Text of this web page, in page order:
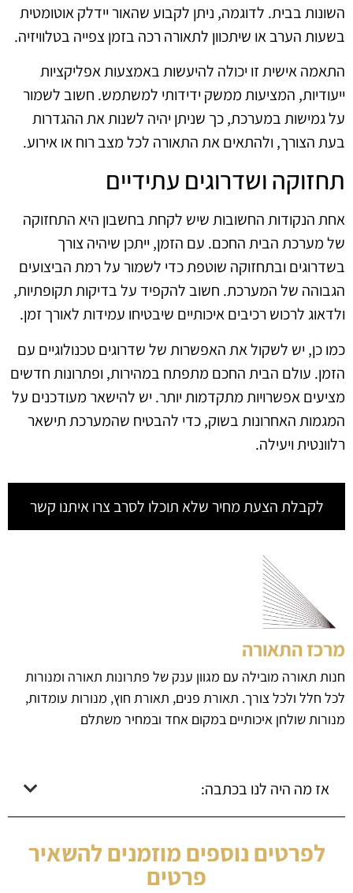
השונות בבית. לדוגמה, ניתן לקבוע שהאור יידלק אוטומטית
בשעות הערב או שיתכוון לתאורה רכה בזמן צפייה בטלוויזיה.
התאמה אישית זו יכולה להיעשות באמצעות אפליקציות
ייעודיות, המציעות ממשק ידידותי למשתמש. חשוב לשמור
על גמישות במערכת, כך שניתן יהיה לשנות את ההגדרות
בעת הצורך, ולהתאים את התאורה לכל מצב רוח או אירוע.
תחזוקה ושדרוגים עתידיים
אחת הנקודות החשובות שיש לקחת בחשבון היא התחזוקה
של מערכת הבית החכם. עם הזמן, ייתכן שיהיה צורך
בשדרוגים ובתחזוקה שוטפת כדי לשמור על רמת הביצועים
הגבוהה של המערכת. חשוב להקפיד על בדיקות תקופתיות,
ולדאוג לרכוש רכיבים איכותיים שיבטיחו עמידות לאורך זמן.
כמו כן, יש לשקול את האפשרות של שדרוגים טכנולוגיים עם
הזמן. עולם הבית החכם מתפתח במהירות, ופתרונות חדשים
מציעים אפשרויות מתקדמות יותר. יש להישאר מעודכנים על
המגמות האחרונות בשוק, כדי להבטיח שהמערכת תישאר
רלוונטית ויעילה.
לקבלת הצעת מחיר שלא תוכלו לסרב צרו איתנו קשר
מרכז התאורה
חנות תאורה מובילה עם מגוון ענק של פתרונות תאורה ומנורות
לכל חלל ולכל צורך. תאורת פנים, תאורת חוץ, מנורות עומדות,
מנורות שולחן איכותיים במקום אחד ובמחיר משתלם
אז מה היה לנו בכתבה:
לפרטים נוספים מוזמנים להשאיר
פרטים